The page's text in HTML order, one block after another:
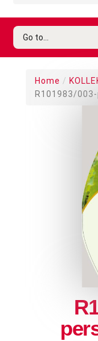
Home /
R101983/